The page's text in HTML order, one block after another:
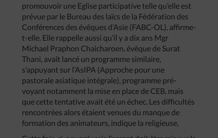
promouvoir une Eglise participative telle qu’elle est
prévue par le Bureau des laïcs de la Fédération des
Conférences des évêques d’Asie (FABC-OL), affirme-
t-elle. Elle rappelle aussi qu’il y a dix ans Mgr
Michael Praphon Chaicharoen, évêque de Surat
Thani, avait lancé un programme similaire,
s’appuyant sur l’AsIPA (Approche pour une
pastorale asiatique intégrale), programme pré-
voyant notamment la mise en place de CEB, mais
que cette tentative avait été un échec. Les difficultés
rencontrées alors étaient venues du manque de
formation des animateurs, indique la religieuse.